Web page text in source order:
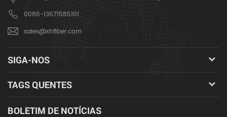
0086-13671585101
sales@xhfiber.com
SIGA-NOS
TAGS QUENTES
BOLETIM DE NOTÍCIAS